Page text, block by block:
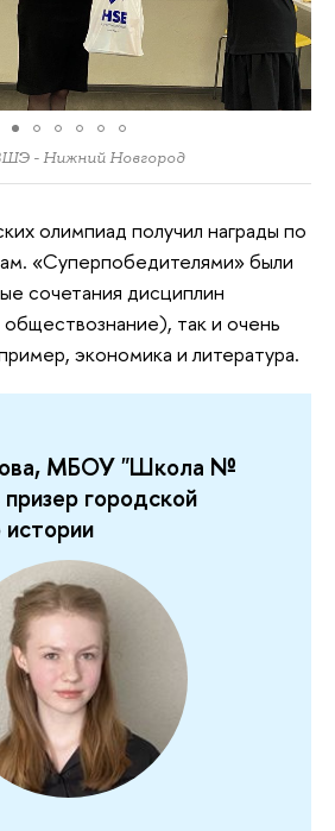
- Нижний Новгород
олимпиад получил награды по
«Суперпобедителями» были
сочетания дисциплин
так и очень
экономика и литература.
МБОУ "Школа №
городской